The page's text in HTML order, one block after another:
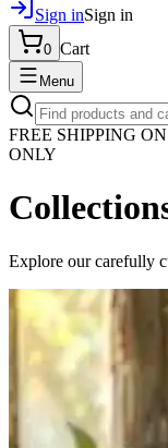
Sign inSign in
0 Cart
Menu
FREE SHIPPING
ONLY
Explore our carefully